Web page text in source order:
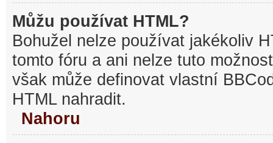
Můžu používat HTML?
Bohužel nelze používat jakékoliv
tomto fóru a ani nelze tuto
však může definovat vlastní
HTML nahradit.
Nahoru